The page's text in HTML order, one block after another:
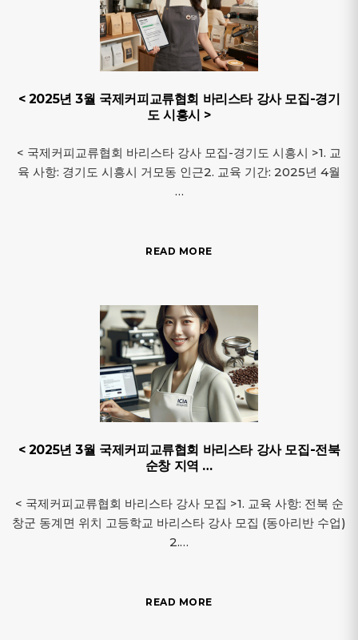
< 2025년 3월 국제커피교류협회 바리스타 강사 모집-경기
도 시흥시 >
< 국제커피교류협회 바리스타 강사 모집-경기도 시흥시 >1. 교
육 사항: 경기도 시흥시 거모동 인근2. 교육 기간: 2025년 4월
…
READ MORE
< 2025년 3월 국제커피교류협회 바리스타 강사 모집-전북
순창 지역 …
< 국제커피교류협회 바리스타 강사 모집 >1. 교육 사항: 전북 순
창군 동계면 위치 고등학교 바리스타 강사 모집 (동아리반 수업)
2.…
READ MORE